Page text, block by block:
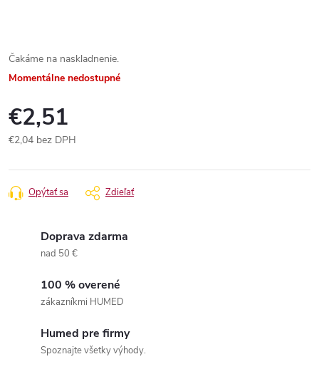
Čakáme na naskladnenie.
Momentálne nedostupné
€2,51
€2,04 bez DPH
cena:
Opýtať sa Zdieľať
Doprava zdarma
nad 50 €
100 % overené
zákazníkmi HUMED
Humed pre firmy
Spoznajte všetky výhody.